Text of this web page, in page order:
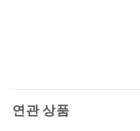
연관 상품